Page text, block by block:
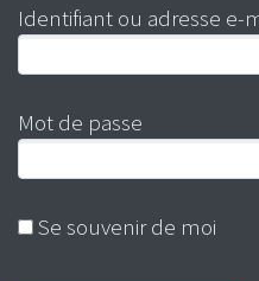
Identifiant ou adresse e-
Mot de passe
Se souvenir de moi